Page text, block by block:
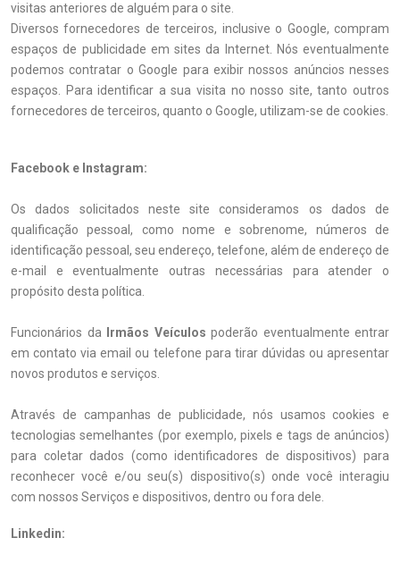
visitas anteriores de alguém para o site.
Diversos fornecedores de terceiros, inclusive o Google, compram
espaços de publicidade em sites da Internet. Nós eventualmente
podemos contratar o Google para exibir nossos anúncios nesses
espaços. Para identificar a sua visita no nosso site, tanto outros
fornecedores de terceiros, quanto o Google, utilizam-se de cookies.
Facebook e Instagram:
Os dados solicitados neste site consideramos os dados de
qualificação pessoal, como nome e sobrenome, números de
identificação pessoal, seu endereço, telefone, além de endereço de
e-mail e eventualmente outras necessárias para atender o
propósito desta política.
Funcionários da Irmãos Veículos poderão eventualmente entrar
em contato via email ou telefone para tirar dúvidas ou apresentar
novos produtos e serviços.
Através de campanhas de publicidade, nós usamos cookies e
tecnologias semelhantes (por exemplo, pixels e tags de anúncios)
para coletar dados (como identificadores de dispositivos) para
reconhecer você e/ou seu(s) dispositivo(s) onde você interagiu
com nossos Serviços e dispositivos, dentro ou fora dele.
Linkedin: